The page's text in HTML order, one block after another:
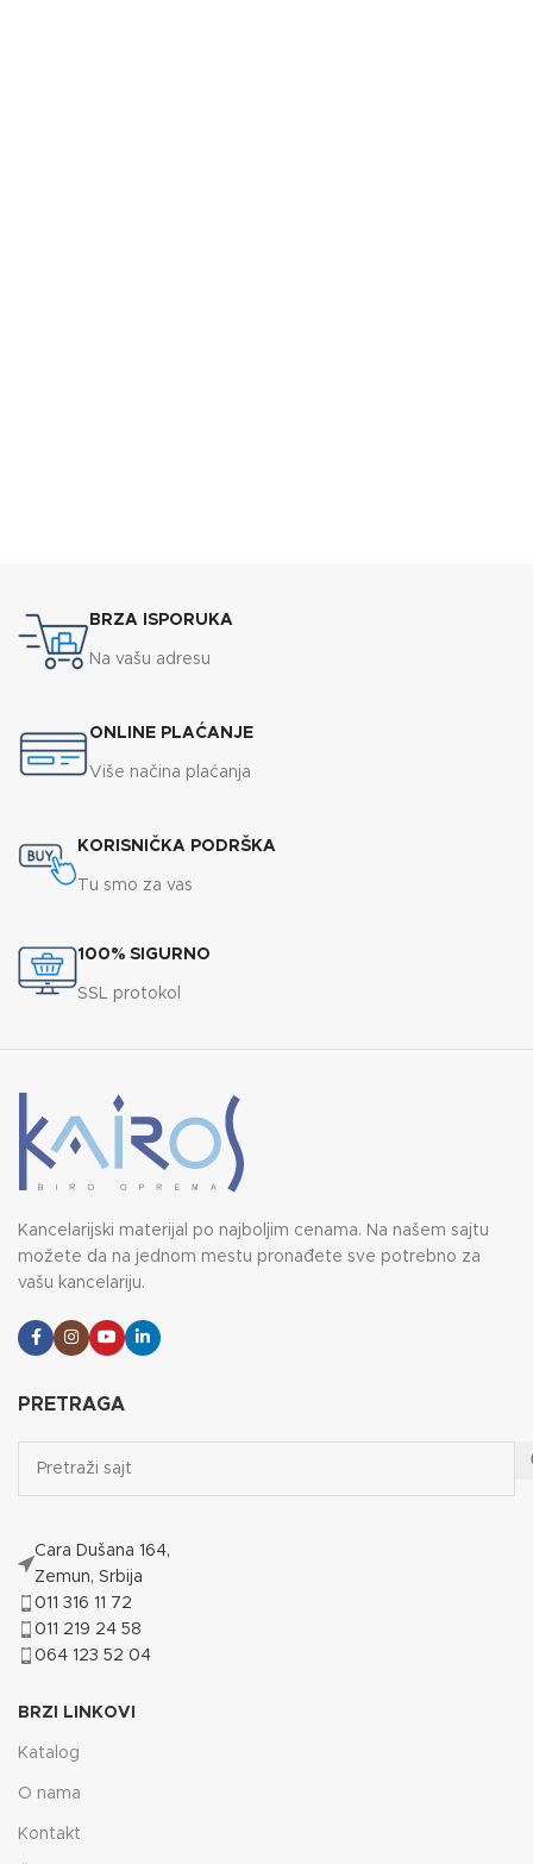
BRZA ISPORUKA
Na vašu adresu
ONLINE PLAĆANJE
Više načina plaćanja
KORISNIČKA PODRŠKA
Tu smo za vas
100% SIGURNO
SSL protokol
Kancelarijski materijal po najboljim cenama. Na našem sajtu
možete da na jednom mestu pronađete sve potrebno za
vašu kancelariju.
PRETRAGA
Cara Dušana 164,
Zemun, Srbija
011 316 11 72
011 219 24 58
064 123 52 04
BRZI LINKOVI
Katalog
O nama
Kontakt